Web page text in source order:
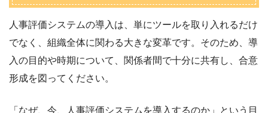
人事評価システムの導入は、単にツールを取り入れるだけ
でなく、組織全体に関わる大きな変革です。そのため、導
入の目的や時期について、関係者間で十分に共有し、合意
形成を図ってください。
「なぜ、今、人事評価システムを導入するのか」という目